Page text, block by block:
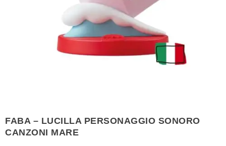
FABA – LUCILLA PERSONAGGIO SONORO
CANZONI MARE